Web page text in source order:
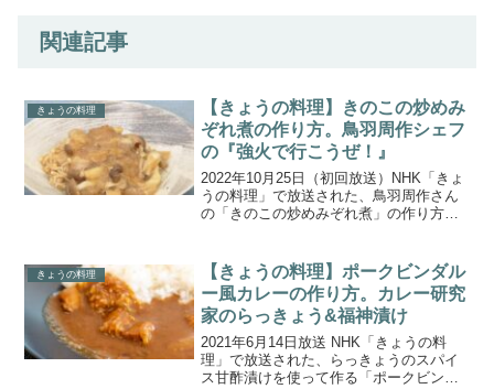
関連記事
きょうの料理
【きょうの料理】きのこの炒めみ
ぞれ煮の作り方。鳥羽周作シェフ
の『強火で行こうぜ！』
2022年10月25日（初回放送）NHK「きょ
うの料理」で放送された、鳥羽周作さん
の「きのこの炒めみぞれ煮」の作り方を
理器具・土器のドッキーがおくる、強火
な心で料理を楽...
きょうの料理
【きょうの料理】ポークビンダル
ー風カレーの作り方。カレー研究
家のらっきょう&福神漬け
2021年6月14日放送 NHK「きょうの料
理」で放送された、らっきょうのスパイ
ス甘酢漬けを使って作る「ポークビンダ